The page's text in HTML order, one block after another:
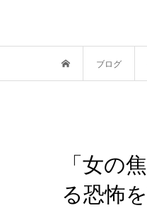
ブログ
「女の
る恐怖